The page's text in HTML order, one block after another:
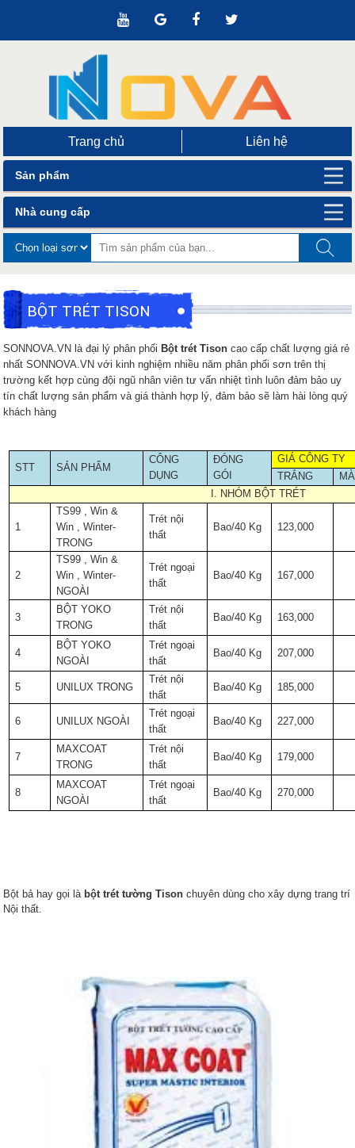
Trang chủ Liên hệ
Sản phẩm
Nhà cung cấp
BỘT TRÉT TISON
SONNOVA.VN là đại lý phân phối Bột trét Tison cao cấp chất lượng giá rẻ
nhất SONNOVA.VN với kinh nghiệm nhiều năm phân phối sơn trên thị
trường kết hợp cùng đội ngũ nhân viên tư vấn nhiệt tình luôn đảm bảo uy
tín chất lượng sản phẩm và giá thành hợp lý, đảm bảo sẽ làm hài lòng quý
khách hàng
STT SẢN PHẨM
CÔNG
DỤNG
ĐÓNG
GÓI
GIÁ CÔNG TY
TRẮNG
I. NHÓM BỘT TRÉT
1
TS99 , Win &
Win , Winter-
TRONG
Trét nội
thất
Bao/40 Kg 123,000
2
TS99 , Win &
Win , Winter-
NGOÀI
Trét ngoại
thất
Bao/40 Kg 167,000
3
BỘT YOKO
TRONG
Trét nội
thất
Bao/40 Kg 163,000
4
BỘT YOKO
NGOÀI
Trét ngoại
thất
Bao/40 Kg 207,000
5 UNILUX TRONG
Trét nội
thất
Bao/40 Kg 185,000
6 UNILUX NGOÀI
Trét ngoại
thất
Bao/40 Kg 227,000
7
MAXCOAT
TRONG
Trét nội
thất
Bao/40 Kg 179,000
8
MAXCOAT
NGOÀI
Trét ngoại
thất
Bao/40 Kg 270,000
Bột bả hay gọi là bột trét tường Tison chuyên dùng cho xây dựng trang trí
Nội thất.